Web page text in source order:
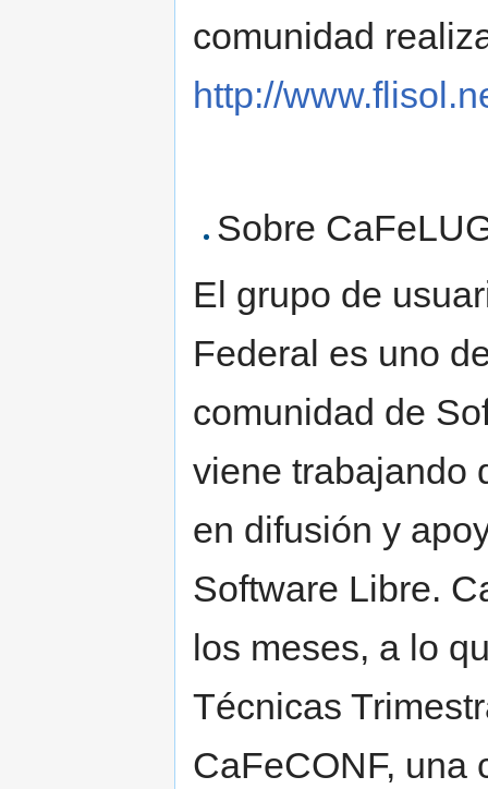
comunidad
http://
Sobre
El grupo de
Federal es uno
comunidad de
viene trabajando
en difusión y
Software Libre.
los meses, a lo
Técnicas
CaFeCONF, una